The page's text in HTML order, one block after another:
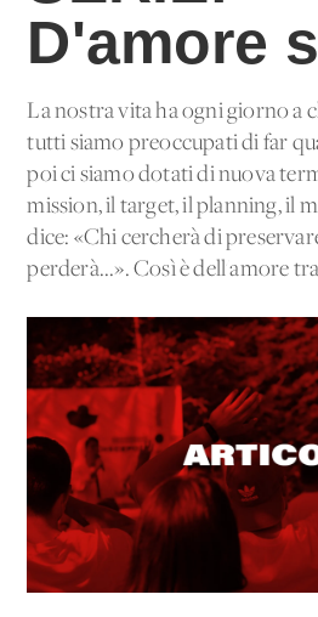
D'amore
La nostra vita ha ogni giorno a
tutti siamo preoccupati di far
poi ci siamo dotati di nuova
mission, il target, il planning, il
dice: «Chi cercherà di
perderà...». Così è dell'amore